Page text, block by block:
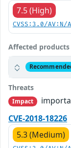
7.5 (High)
CVSS:3.0/
Affected products
Threats
Impact
CVE-2018-18226
5.3 (Medium)